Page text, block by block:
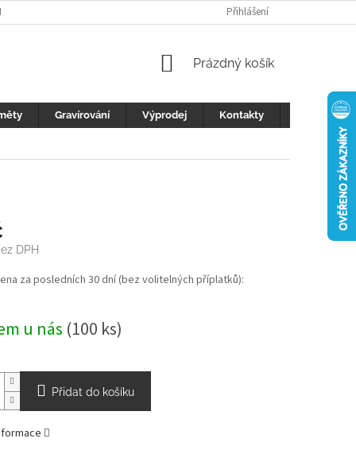
REKLAMACE
Přihlášení
NÁKUPNÍ
Prázdný košík
Gravírování Výprodej Kontakty
DPH
za posledních 30 dní (bez volitelných příplatků):
u nás (100 ks)
Přidat do košíku